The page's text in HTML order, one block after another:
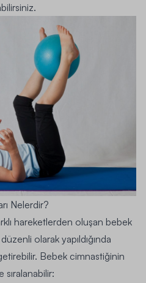
Nelerdir?
hareketlerden oluşan bebek
olarak yapıldığında
Bebek cimnastiğinin
sıralanabilir: